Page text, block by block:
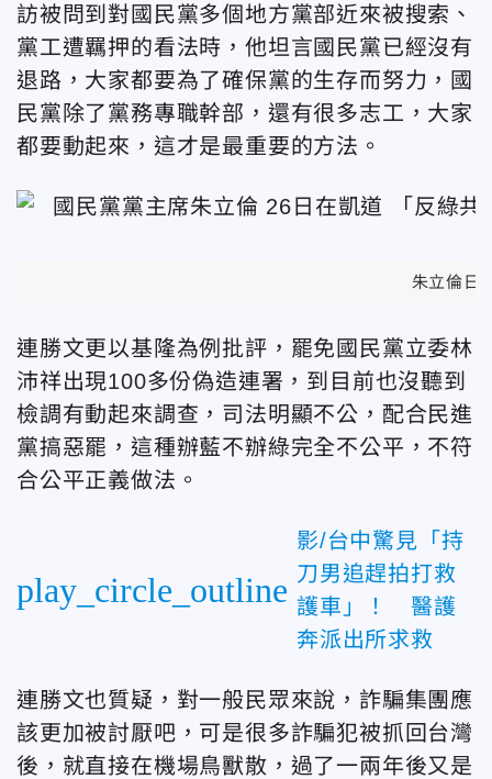
訪被問到對國民黨多個地方黨部近來被搜索、
黨工遭羈押的看法時，他坦言國民黨已經沒有
退路，大家都要為了確保黨的生存而努力，國
民黨除了黨務專職幹部，還有很多志工，大家
都要動起來，這才是最重要的方法。
朱立倫日
連勝文更以基隆為例批評，罷免國民黨立委林
沛祥出現100多份偽造連署，到目前也沒聽到
檢調有動起來調查，司法明顯不公，配合民進
黨搞惡罷，這種辦藍不辦綠完全不公平，不符
合公平正義做法。
play_circle_outline
影/台中驚見「持
刀男追趕拍打救
護車」！ 醫護
奔派出所求救
連勝文也質疑，對一般民眾來說，詐騙集團應
該更加被討厭吧，可是很多詐騙犯被抓回台灣
後，就直接在機場鳥獸散，過了一兩年後又是